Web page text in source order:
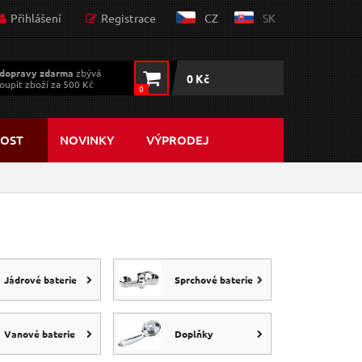
Přihlášení Registrace CZ SK
dopravy zdarma zbývá
zboží za 500 Kč
0
0 Kč
NOVINKY VÝPRODEJ
Jádrové baterie Sprchové baterie
Vanové baterie Doplňky